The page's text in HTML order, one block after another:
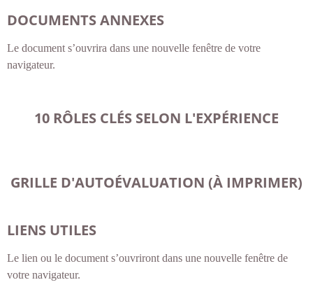
DOCUMENTS ANNEXES
Le document s’ouvrira dans une nouvelle fenêtre de votre
navigateur.
10 RÔLES CLÉS SELON L'EXPÉRIENCE
GRILLE D'AUTOÉVALUATION (À IMPRIMER)
LIENS UTILES
Le lien ou le document s’ouvriront dans une nouvelle fenêtre de
votre navigateur.